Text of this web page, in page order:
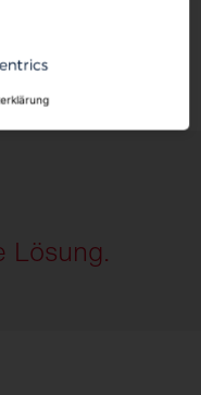
Lösung.